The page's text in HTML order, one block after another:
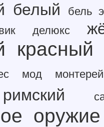
белый бель
делюкс
красный
мод монтерей
римский
оружие